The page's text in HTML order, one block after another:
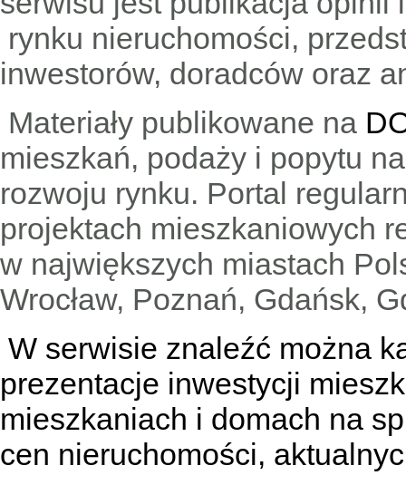
rynku nieruchomości,
inwestorów, doradców oraz
Materiały publikowane na
mieszkań, podaży i popytu
rozwoju rynku. Portal
projektach mieszkaniowych
w największych miastach
Wrocław, Poznań, Gdańsk,
W serwisie znaleźć można
prezentacje inwestycji
mieszkaniach i domach na
cen nieruchomości,